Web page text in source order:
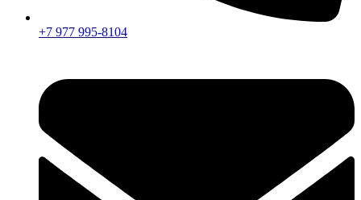
+7 977 995-8104